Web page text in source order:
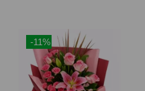
-11%